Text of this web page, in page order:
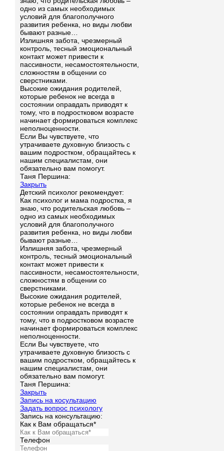
одно из самых необходимых
условий для благополучного
развития ребенка, но виды любви
бывают разные…
Излишняя забота, чрезмерный
контроль, тесный эмоциональный
контакт может привести к
пассивности, несамостоятельности,
сложностям в общении со
сверстниками.
Высокие ожидания родителей,
которые ребенок не всегда в
состоянии оправдать приводят к
тому, что в подростковом возрасте
начинает формироваться комплекс
неполноценности.
Если Вы чувствуете, что
утрачиваете духовную близость с
вашим подростком, обращайтесь к
нашим специалистам, они
обязательно вам помогут.
Таня Першина:
Закрыть
Детский психолог рекомендует:
Как психолог и мама подростка, я
знаю, что родительская любовь –
одно из самых необходимых
условий для благополучного
развития ребенка, но виды любви
бывают разные…
Излишняя забота, чрезмерный
контроль, тесный эмоциональный
контакт может привести к
пассивности, несамостоятельности,
сложностям в общении со
сверстниками.
Высокие ожидания родителей,
которые ребенок не всегда в
состоянии оправдать приводят к
тому, что в подростковом возрасте
начинает формироваться комплекс
неполноценности.
Если Вы чувствуете, что
утрачиваете духовную близость с
вашим подростком, обращайтесь к
нашим специалистам, они
обязательно вам помогут.
Таня Першина:
Закрыть
Запись на косультацию
Задать вопрос психологу
Запись на консультацию:
Как к Вам обращаться*
Телефон